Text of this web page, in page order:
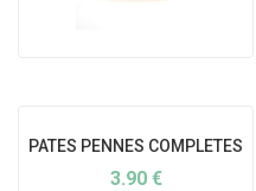
PATES PENNES COMPLETES
BIO
3.90 €